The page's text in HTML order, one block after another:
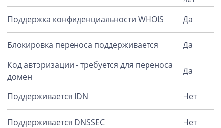
Поддержка конфиденциальности WHOIS
Да
Блокировка переноса поддерживается
Да
Код авторизации - требуется для переноса
домен
Да
Поддерживается IDN Нет
Поддерживается DNSSEC Нет